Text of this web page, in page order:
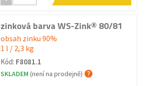
zinková barva WS-Zink® 80/81
obsah zinku 90%
1 l / 2,3 kg
Kód: F8081.1
SKLADEM (není na prodejně)